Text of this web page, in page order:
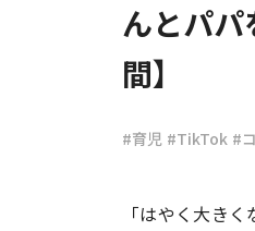
んとパ
間】
#育児 #TikTok #
「はやく大き